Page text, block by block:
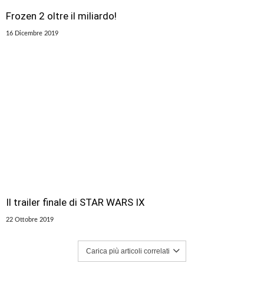
Frozen 2 oltre il miliardo!
16 Dicembre 2019
Il trailer finale di STAR WARS IX
22 Ottobre 2019
Carica più articoli correlati